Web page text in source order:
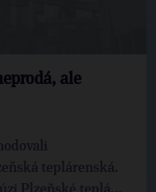
ale
teplárenská.